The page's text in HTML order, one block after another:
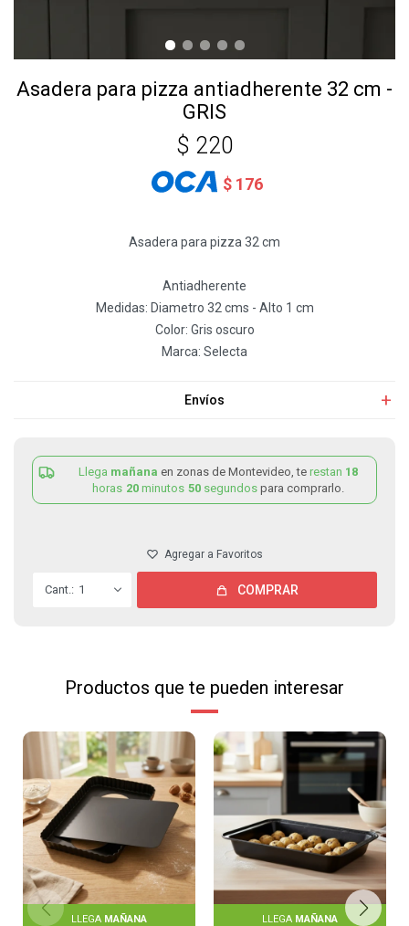
Asadera para pizza antiadherente 32 cm -
GRIS
$ 220
$ 176
Asadera para pizza 32 cm
Antiadherente
Medidas: Diametro 32 cms - Alto 1 cm
Color: Gris oscuro
Marca: Selecta
Envíos
Llega mañana en zonas de Montevideo, te restan 18
horas 20 minutos 50 segundos para comprarlo.
1 COMPRAR
Productos que te pueden interesar
LLEGA MAÑANA LLEGA MAÑANA